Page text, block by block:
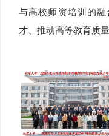
与高校师资培训的
才、推动高等教育质